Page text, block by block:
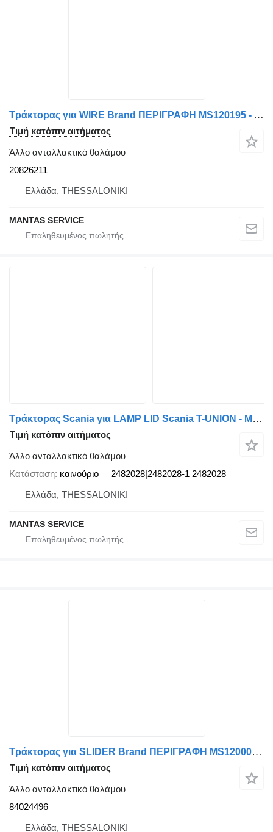
Τράκτορας για WIRE Brand ΠΕΡΙΓΡΑΦΗ MS120195 - AFTERMARKET 20826211
Τιμή κατόπιν αιτήματος
Άλλο ανταλλακτικό θαλάμου
20826211
Ελλάδα, THESSALONIKI
MANTAS SERVICE
Τράκτορας Scania για LAMP LID Scania T-UNION - MANTAS SERVICE ΕΞΑΓΩΓΗ ΑΝΤΑΛΛΑΚΤΙΚΩΝ | Φορτηγά, Λεωφορεία, Κατασκευές 2482028|2482028-1
Τιμή κατόπιν αιτήματος
Άλλο ανταλλακτικό θαλάμου
Κατάσταση καινούριο
2482028|2482028-1 2482028
Ελλάδα, THESSALONIKI
MANTAS SERVICE
Τράκτορας για SLIDER Brand ΠΕΡΙΓΡΑΦΗ MS120005 - AFTERMARKET 84024496
Τιμή κατόπιν αιτήματος
Άλλο ανταλλακτικό θαλάμου
84024496
Ελλάδα, THESSALONIKI